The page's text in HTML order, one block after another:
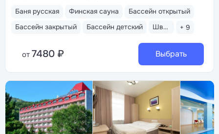
Баня русская Финская сауна
Бассейн открытый
Бассейн закрытый
Бассейн детский Шведский стол + 9
от 7480 ₽ Выбрать